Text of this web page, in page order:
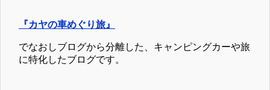
『カヤの車めぐり旅』
でなおしブログから分離した、キャンピングカーや旅
に特化したブログです。